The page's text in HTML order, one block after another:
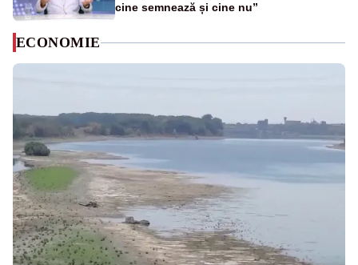
cine semnează și cine nu”
ECONOMIE